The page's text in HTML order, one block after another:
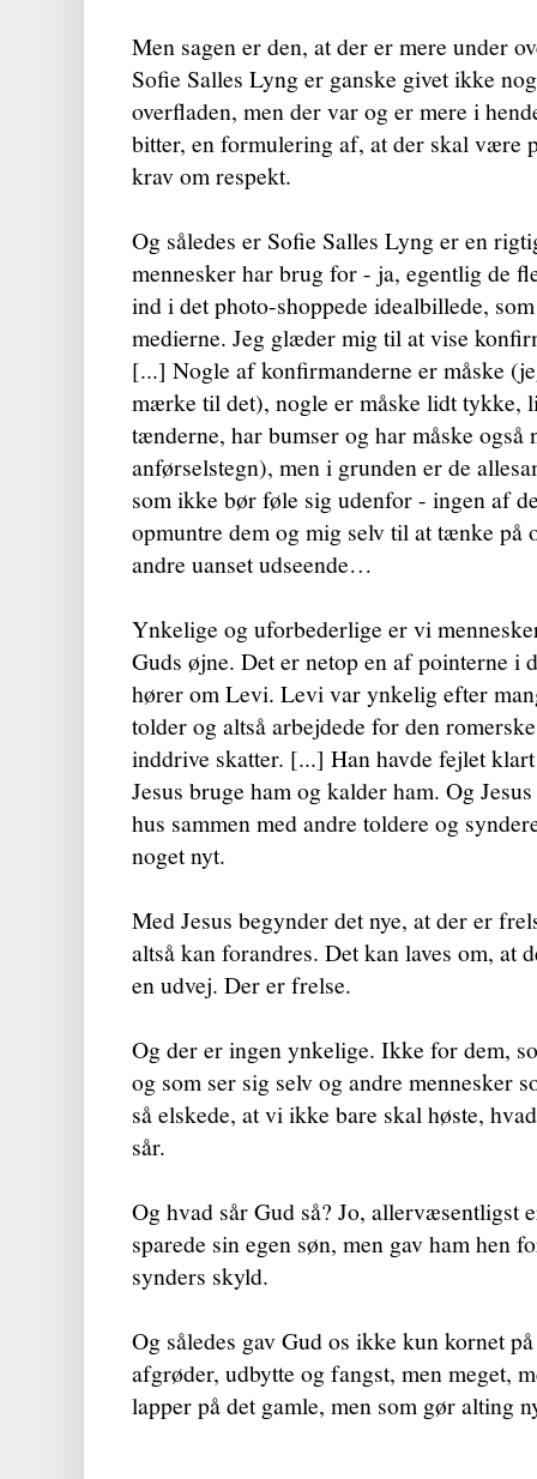
Men sagen er den, at der er mere under
Sofie Salles Lyng er ganske givet ikke
overfladen, men der var og er mere i
bitter, en formulering af, at der skal være
krav om respekt.
Og således er Sofie Salles Lyng er en
mennesker har brug for - ja, egentlig de
ind i det photo-shoppede idealbillede,
medierne. Jeg glæder mig til at vise
[...] Nogle af konfirmanderne er måske
mærke til det), nogle er måske lidt tykke,
tænderne, har bumser og har måske også
anførselstegn), men i grunden er de
som ikke bør føle sig udenfor - ingen af
opmuntre dem og mig selv til at tænke på
andre uanset udseende…
Ynkelige og uforbederlige er vi
Guds øjne. Det er netop en af pointerne i
hører om Levi. Levi var ynkelig efter
tolder og altså arbejdede for den
inddrive skatter. [...] Han havde fejlet
Jesus bruge ham og kalder ham. Og
hus sammen med andre toldere og
noget nyt.
Med Jesus begynder det nye, at der er
altså kan forandres. Det kan laves om, at
en udvej. Der er frelse.
Og der er ingen ynkelige. Ikke for dem,
og som ser sig selv og andre mennesker
så elskede, at vi ikke bare skal høste,
sår.
Og hvad sår Gud så? Jo, allervæsentligst
sparede sin egen søn, men gav ham hen
synders skyld.
Og således gav Gud os ikke kun kornet
afgrøder, udbytte og fangst, men meget,
lapper på det gamle, men som gør alting